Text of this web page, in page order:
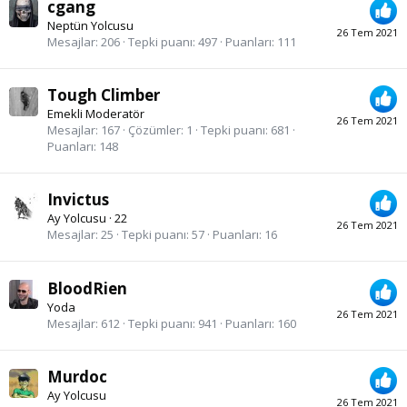
26 Tem 2021
cgang
Neptün Yolcusu
Mesajlar 206 Tepki puanı 497 Puanları 111
26 Tem 2021
Tough Climber
Emekli Moderatör
Mesajlar 167 Çözümler 1 Tepki puanı 681
Puanları 148
26 Tem 2021
Invictus
Ay Yolcusu · 22
Mesajlar 25 Tepki puanı 57 Puanları 16
26 Tem 2021
BloodRien
Yoda
Mesajlar 612 Tepki puanı 941 Puanları 160
26 Tem 2021
Murdoc
Ay Yolcusu